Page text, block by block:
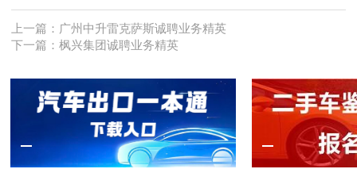
上一篇： 广州中升雷克萨斯诚聘业务精英
下一篇： 枫兴集团诚聘业务精英